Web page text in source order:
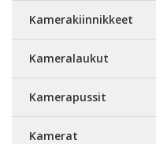
Kamerakiinnikkeet
Kameralaukut
Kamerapussit
Kamerat